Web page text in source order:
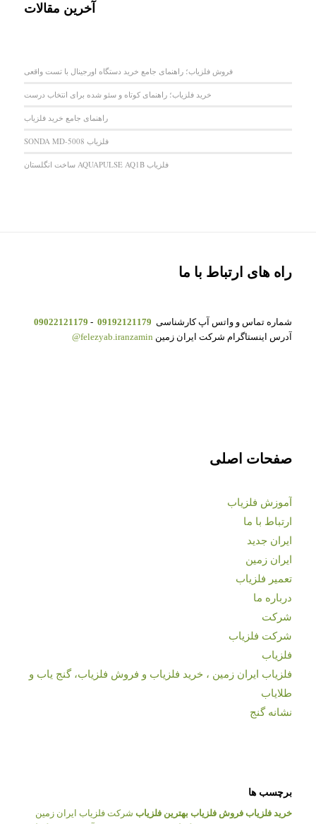
آخرین مقالات
فروش فلزیاب؛ راهنمای جامع خرید دستگاه اورجینال با تست واقعی
خرید فلزیاب؛ راهنمای کوتاه و سئو شده برای انتخاب درست
راهنمای جامع خرید فلزیاب
فلزیاب SONDA MD-5008
فلزیاب AQUAPULSE AQ1B ساخت انگلستان
راه های ارتباط با ما
شماره تماس و واتس آپ کارشناسی 09192121179
-
09022121179
آدرس اینستاگرام شرکت ایران زمین felezyab.iranzamin@
صفحات اصلی
آموزش فلزیاب
ارتباط با ما
ایران جدید
ایران زمین
تعمیر فلزیاب
درباره ما
شرکت
شرکت فلزیاب
فلزیاب
فلزیاب ایران زمین ، خرید فلزیاب و فروش فلزیاب، گنج یاب و
طلایاب
نشانه گنج
برچسب ها
خرید فلزیاب فروش فلزیاب بهترین فلزیاب شرکت فلزیاب ایران زمین